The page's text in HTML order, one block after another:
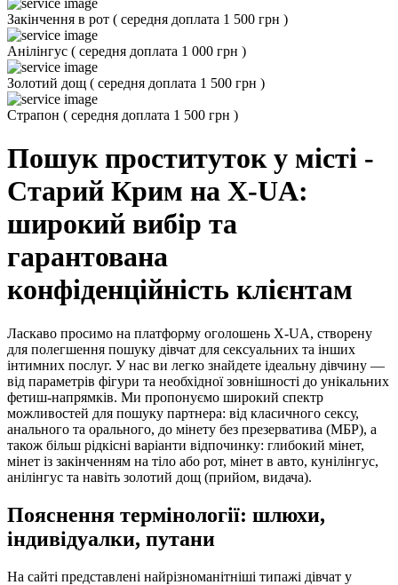
Закінчення в рот ( середня доплата 1 500 грн )
Анілінгус ( середня доплата 1 000 грн )
Золотий дощ ( середня доплата 1 500 грн )
Страпон ( середня доплата 1 500 грн )
Пошук проституток у місті -
Старий Крим на X-UA:
широкий вибір та
гарантована
конфіденційність клієнтам
Ласкаво просимо на платформу оголошень X-UA, створену
для полегшення пошуку дівчат для сексуальних та інших
інтимних послуг. У нас ви легко знайдете ідеальну дівчину —
від параметрів фігури та необхідної зовнішності до унікальних
фетиш-напрямків. Ми пропонуємо широкий спектр
можливостей для пошуку партнера: від класичного сексу,
анального та орального, до мінету без презерватива (МБР), а
також більш рідкісні варіанти відпочинку: глибокий мінет,
мінет із закінченням на тіло або рот, мінет в авто, кунілінгус,
анілінгус та навіть золотий дощ (прийом, видача).
Пояснення термінології: шлюхи,
індивідуалки, путани
На сайті представлені найрізноманітніші типажі дівчат у